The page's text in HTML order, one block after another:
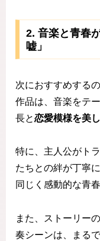
2. 音楽と青春
嘘」
次におすすめするの
作品は、音楽をテ
長と恋愛模様を美し
特に、主人公がト
たちとの絆が丁寧
同じく感動的な青
また、ストーリー
奏シーンは、まる